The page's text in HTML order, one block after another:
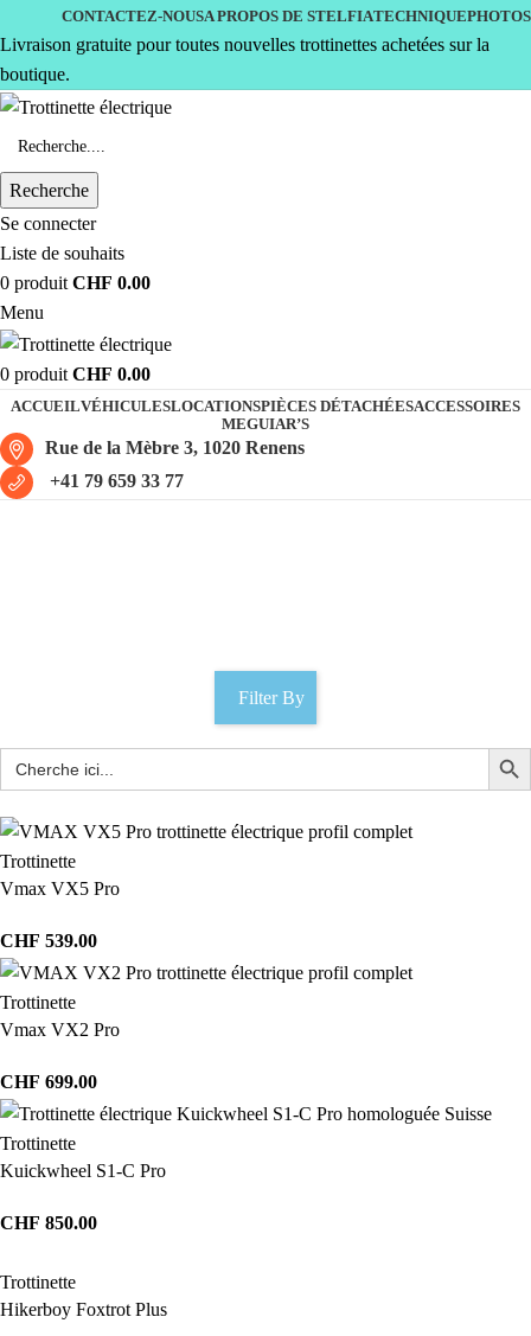
CONTACTEZ-NOUSA PROPOS DE STELFIATECHNIQUEPHOTOS
Livraison gratuite pour toutes nouvelles trottinettes achetées sur la
boutique.
Recherche
Se connecter
Liste de souhaits
0 produit CHF 0.00
Menu
0 produit CHF 0.00
ACCUEILVÉHICULESLOCATIONSPIÈCES DÉTACHÉESACCESSOIRES
MEGUIAR’S
Rue de la Mèbre 3, 1020 Renens
+41 79 659 33 77
Filter By
Trottinette
Vmax VX5 Pro
CHF 539.00
Trottinette
Vmax VX2 Pro
CHF 699.00
Trottinette
Kuickwheel S1-C Pro
CHF 850.00
Trottinette
Hikerboy Foxtrot Plus